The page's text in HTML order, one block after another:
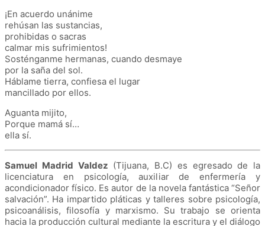
¡En acuerdo unánime
rehúsan las sustancias,
prohibidas o sacras
calmar mis sufrimientos!
Sosténganme hermanas, cuando desmaye
por la saña del sol.
Háblame tierra, confiesa el lugar
mancillado por ellos.
Aguanta mijito,
Porque mamá sí…
ella sí.
Samuel Madrid Valdez (Tijuana, B.C) es egresado de la
licenciatura en psicología, auxiliar de enfermería y
acondicionador físico. Es autor de la novela fantástica “Señor
salvación”. Ha impartido pláticas y talleres sobre psicología,
psicoanálisis, filosofía y marxismo. Su trabajo se orienta
hacia la producción cultural mediante la escritura y el diálogo